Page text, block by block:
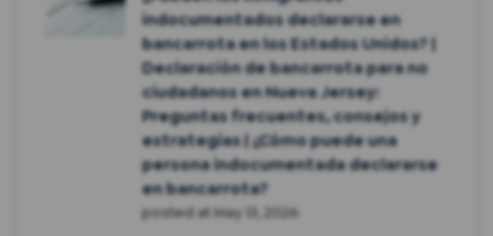
indocumentados declararse en
bancarrota en los Estados Unidos? |
Declaración de bancarrota para no
ciudadanos en Nueva Jersey:
Preguntas frecuentes, consejos y
estrategias | ¿Cómo puede una
persona indocumentada declararse
en bancarrota?
posted atMay 13, 2026